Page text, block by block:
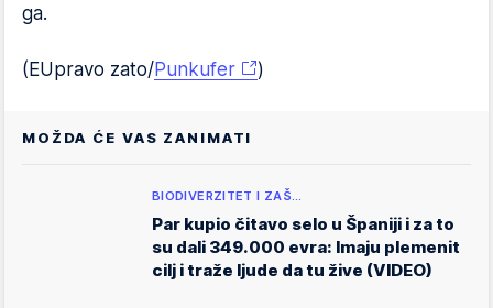
ga.
(EUpravo zato/Punkufer )
MOŽDA ĆE VAS ZANIMATI
BIODIVERZITET I ZAŠ…
Par kupio čitavo selo u Španiji i za to
su dali 349.000 evra: Imaju plemenit
cilj i traže ljude da tu žive (VIDEO)